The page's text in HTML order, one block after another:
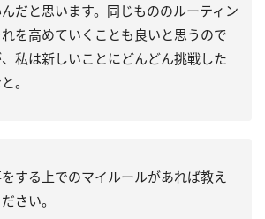
んだと思います。同じもののルーティン
を高めていくことも良いと思うので
私は新しいことにどんどん挑戦した
。
する上でのマイルールがあれば教え
さい。